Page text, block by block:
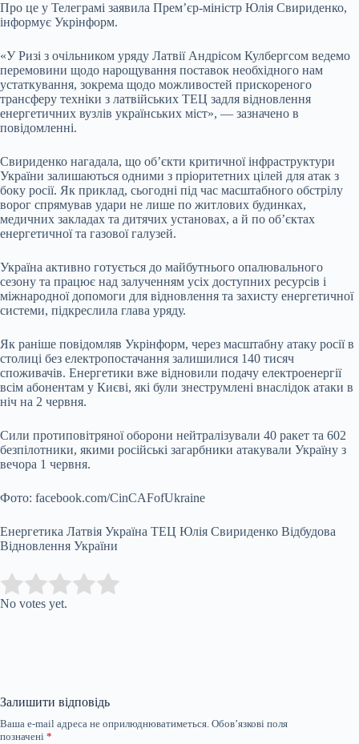
Про це у Телеграмі заявила Прем’єр-міністр Юлія Свириденко,
інформує Укрінформ.
«У Ризі з очільником уряду Латвії Андрісом Кулбергсом ведемо
перемовини щодо нарощування поставок необхідного нам
устаткування, зокрема щодо можливостей прискореного
трансферу техніки з латвійських ТЕЦ задля відновлення
енергетичних вузлів українських міст», — зазначено в
повідомленні.
Свириденко нагадала, що об’єкти критичної інфраструктури
України залишаються одними з пріоритетних цілей для атак з
боку росії. Як приклад, сьогодні під час масштабного обстрілу
ворог спрямував удари не лише по житлових будинках,
медичних закладах та дитячих установах, а й по об’єктах
енергетичної та газової галузей.
Україна активно готується до майбутнього опалювального
сезону та працює над залученням усіх доступних ресурсів і
міжнародної допомоги для відновлення та захисту енергетичної
системи, підкреслила глава уряду.
Як раніше повідомляв Укрінформ, через масштабну атаку росії в
столиці без електропостачання залишилися 140 тисяч
споживачів. Енергетики вже відновили подачу електроенергії
всім абонентам у Києві, які були знеструмлені внаслідок атаки в
ніч на 2 червня.
Сили протиповітряної оборони нейтралізували 40 ракет та 602
безпілотники, якими російські загарбники атакували Україну з
вечора 1 червня.
Фото: facebook.com/CinCAFofUkraine
Енергетика Латвія Україна ТЕЦ Юлія Свириденко Відбудова
Відновлення України
Rate this item:
No votes yet.
Залишити відповідь
Ваша e-mail адреса не оприлюднюватиметься. Обов’язкові поля
позначені *